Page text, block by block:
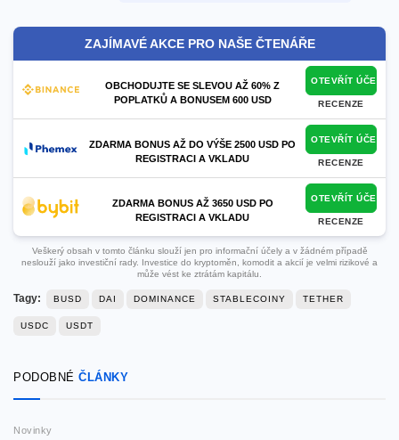
ZAJÍMAVÉ AKCE PRO NAŠE ČTENÁŘE
OBCHODUJTE SE SLEVOU AŽ 60% Z
POPLATKŮ A BONUSEM 600 USD
OTEVŘÍT ÚČET
RECENZE
ZDARMA BONUS AŽ DO VÝŠE 2500 USD PO
REGISTRACI A VKLADU
OTEVŘÍT ÚČET
RECENZE
ZDARMA BONUS AŽ 3650 USD PO
REGISTRACI A VKLADU
OTEVŘÍT ÚČET
RECENZE
Veškerý obsah v tomto článku slouží jen pro informační účely a v žádném případě
neslouží jako investiční rady. Investice do kryptoměn, komodit a akcií je velmi rizikové a
může vést ke ztrátám kapitálu.
Tagy: BUSD DAI DOMINANCE STABLECOINY TETHER
USDC USDT
PODOBNÉ ČLÁNKY
Novinky